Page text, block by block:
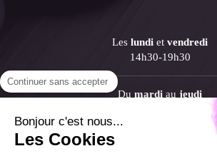
Les lundi et vendredi
14h30-19h30
Du mardi au jeudi
9h30-12h30 / 14h30-19h30
Continuer sans accepter
Bonjour c'est nous...
Les Cookies